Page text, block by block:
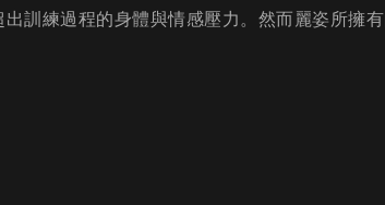
訓練過程的身體與情感壓力。然而麗姿所擁